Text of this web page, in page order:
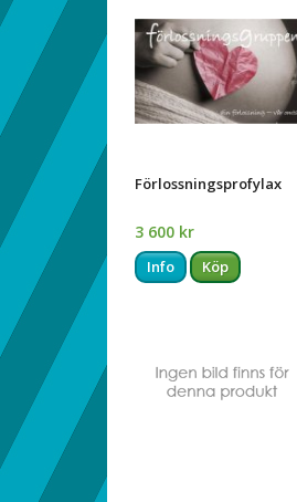
Förlossningsprofylax
3 600 kr
Info Köp